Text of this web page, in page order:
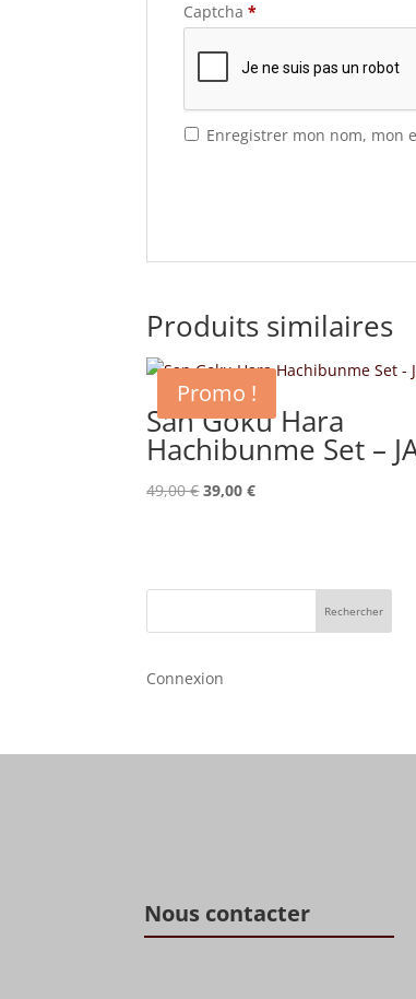
Captcha*
Enregistrer mon nom, mon
Produits similaires
Promo !
San Goku Hara
Hachibunme Set –
49,00€Le
49,00 €.
39,00€Le
39,00 €.
Rechercher
Connexion
Nous contacter